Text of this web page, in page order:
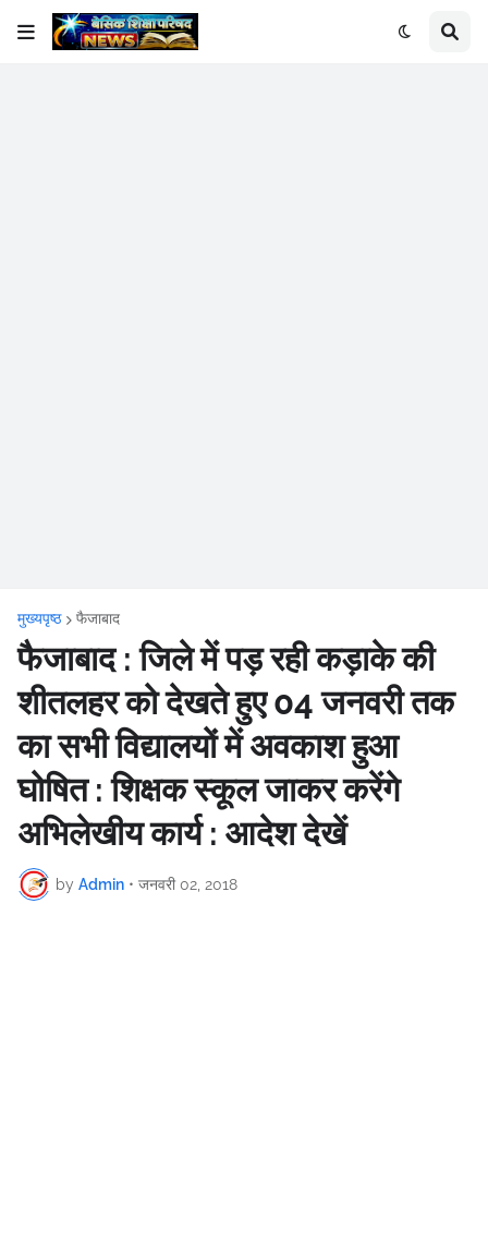
मुख्यपृष्ठ फैजाबाद
फैजाबाद : जिले में पड़ रही कड़ाके की
शीतलहर को देखते हुए 04 जनवरी तक
का सभी विद्यालयों में अवकाश हुआ
घोषित : शिक्षक स्कूल जाकर करेंगे
अभिलेखीय कार्य : आदेश देखें
by Admin • जनवरी 02, 2018